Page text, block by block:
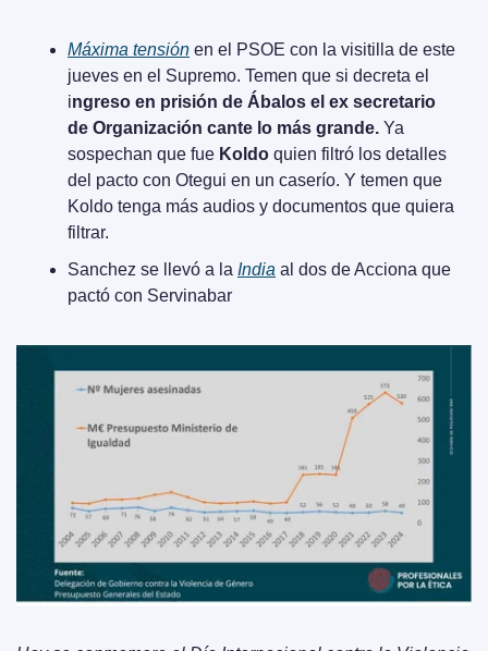
Máxima tensión en el PSOE con la visitilla de este
jueves en el Supremo. Temen que si decreta el
ingreso en prisión de Ábalos el ex secretario
de Organización cante lo más grande. Ya
sospechan que fue Koldo quien filtró los detalles
del pacto con Otegui en un caserío. Y temen que
Koldo tenga más audios y documentos que quiera
filtrar.
Sanchez se llevó a la India al dos de Acciona que
pactó con Servinabar